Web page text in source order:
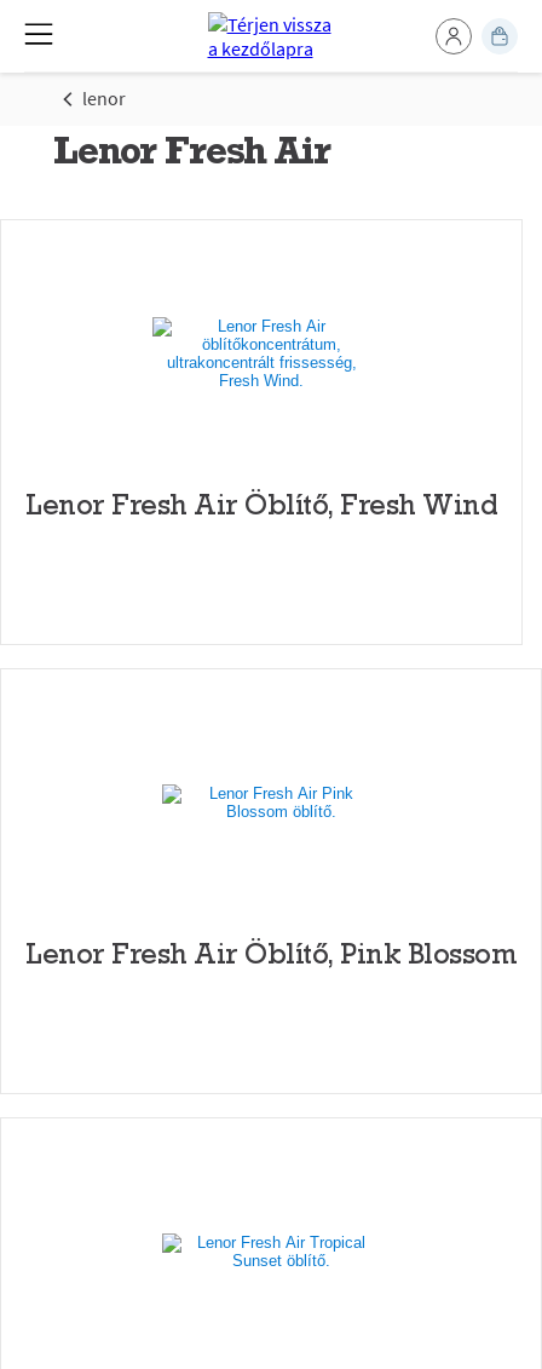
lenor
Lenor Fresh Air
Lenor Fresh Air Öblítő, Fresh Wind
Lenor Fresh Air Öblítő, Pink Blossom